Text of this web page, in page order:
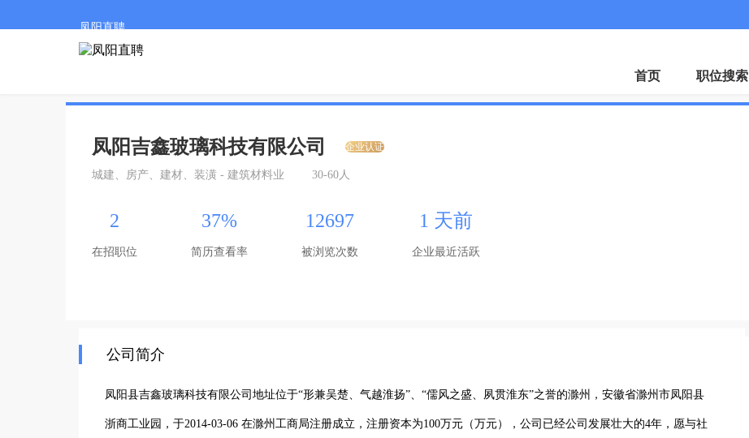
凤阳直聘
首页 职位搜索
凤阳吉鑫玻璃科技有限公司 企业认证
城建、房产、建材、装潢 - 建筑材料业 30-60人
2
在招职位
37%
简历查看率
12697
被浏览次数
1 天前
企业最近活跃
公司简介
凤阳县吉鑫玻璃科技有限公司地址位于“形兼吴楚、气越淮扬”、“儒风之盛、夙贯淮东”之誉的滁州，安徽省滁州市凤阳县
浙商工业园，于2014-03-06 在滁州工商局注册成立，注册资本为100万元（万元），公司已经公司发展壮大的4年，愿与社